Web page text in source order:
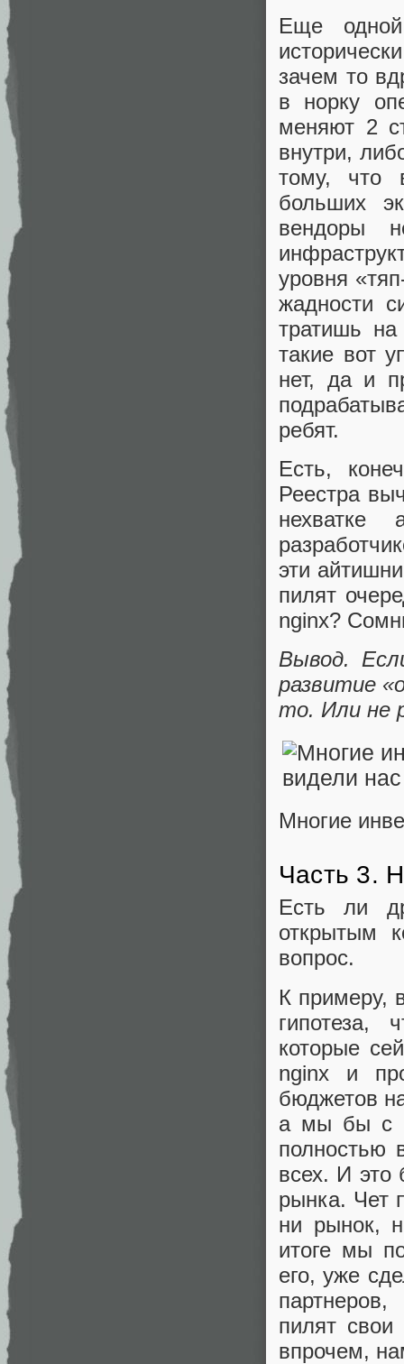
Еще
зачем то
в норку
меняют 2
внутри,
тому, что
больших
вендоры
уровня
жадности
тратишь
такие вот
нет, да и
ребят.
Есть,
Реестра
эти
пилят
nginx?
Вывод.
развитие
то. Или не
Многие
Часть 3.
Есть ли
открытым
вопрос.
К примеру,
гипотеза,
которые
nginx и
бюджетов
а мы бы с
полностью
всех. И это
рынка. Чет
ни рынок,
итоге мы
его, уже
пилят свои
впрочем,